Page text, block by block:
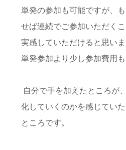
単発の参加も可能ですが、
せば連続でご参加いただく
実感していただけると思い
単発参加より少し参加費用も
自分で手を加えたところが
化していくのかを感じてい
ところです。